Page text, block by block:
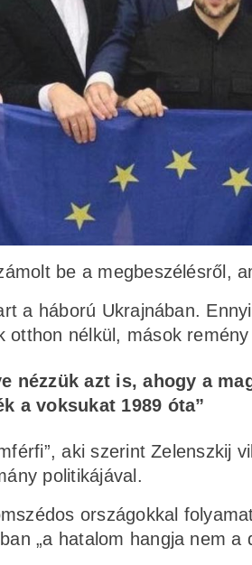
be a megbeszélésről,
a háború Ukrajnában.
otthon nélkül, mások remény
nézzük azt is, ahogy a
a voksukat 1989 óta”
aki szerint Zelenszkij
politikájával.
országokkal
„a hatalom hangja nem a